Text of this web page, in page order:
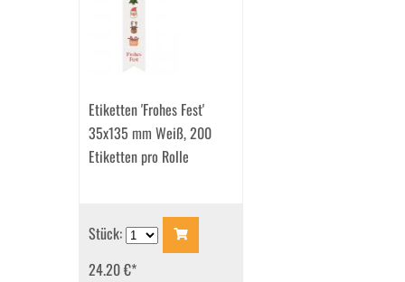
Etiketten 'Frohes Fest'
35x135 mm Weiß, 200
Etiketten pro Rolle
Stück:
24.20 €*